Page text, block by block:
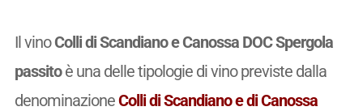
Il vinoColli di Scandiano e Canossa DOC Spergola
passitoè una delle tipologie di vino previste dalla
denominazioneColli di Scandiano e di Canossa